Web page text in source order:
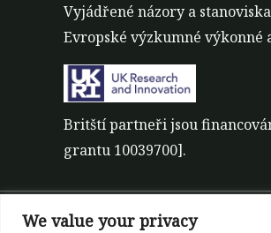
We value your privacy
Vyjádřené názory a
Evropské výzkumné výkonné
Britští partneři jsou
grantu 10039700].
©All rights reserved 2022-